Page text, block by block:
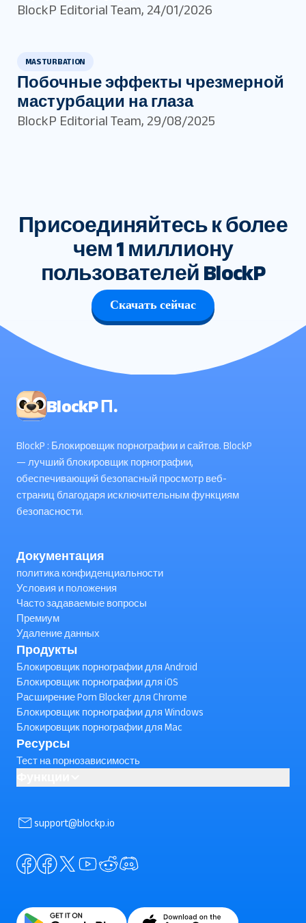
BlockP Editorial Team, 24/01/2026
MASTURBATION
Побочные эффекты чрезмерной
мастурбации на глаза
BlockP Editorial Team, 29/08/2025
Присоединяйтесь к более
чем 1 миллиону
пользователей BlockP
Скачать сейчас
BlockP П.
BlockP : Блокировщик порнографии и сайтов. BlockP
— лучший блокировщик порнографии,
обеспечивающий безопасный просмотр веб-
страниц благодаря исключительным функциям
безопасности.
Документация
политика конфиденциальности
Условия и положения
Часто задаваемые вопросы
Премиум
Удаление данных
Продукты
Блокировщик порнографии для Android
Блокировщик порнографии для iOS
Расширение Porn Blocker для Chrome
Блокировщик порнографии для Windows
Блокировщик порнографии для Mac
Ресурсы
Тест на порнозависимость
Android ? (проверьте)
support@blockp.io